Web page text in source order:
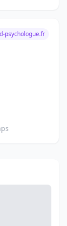
psychologue.fr